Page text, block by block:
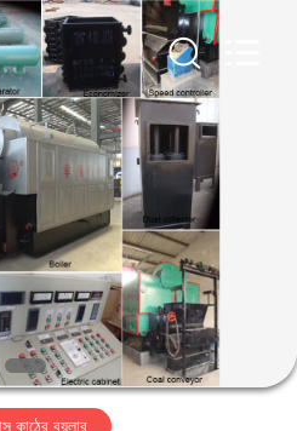
কাঠের বয়লার